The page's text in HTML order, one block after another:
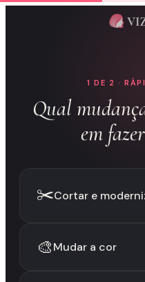
1 DE 2 ·
Qual
em
✂️Cortar e
🎨Mudar a cor